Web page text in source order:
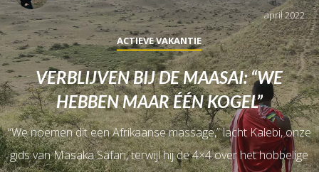
april 2022
ACTIEVE VAKANTIE
VERBLIJVEN BIJ DE MAASAI: “WE
HEBBEN MAAR ÉÉN KOGEL”
“We noemen dit een Afrikaanse massage,” lacht Kalebi, onze
gids van Masaka Safari, terwijl hij de 4×4 over het hobbelige